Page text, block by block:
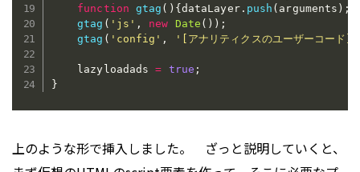
function
gtag ( ) { dataLayer. push ( arguments ) ;
gtag ( 'js' , new Date ( ) ) ;
gtag ( 'config' , '[アナリティクスのユーザーコード]'
    lazyloadads
= true ;
}
上のような形で挿入しました。 ざっと説明していくと、